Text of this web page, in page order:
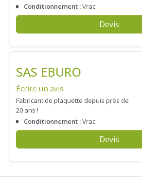
Conditionnement :Vrac
Devis
SAS EBURO
Écrire un avis
Fabricant de plaquette depuis près de
20 ans !
Conditionnement :Vrac
Devis